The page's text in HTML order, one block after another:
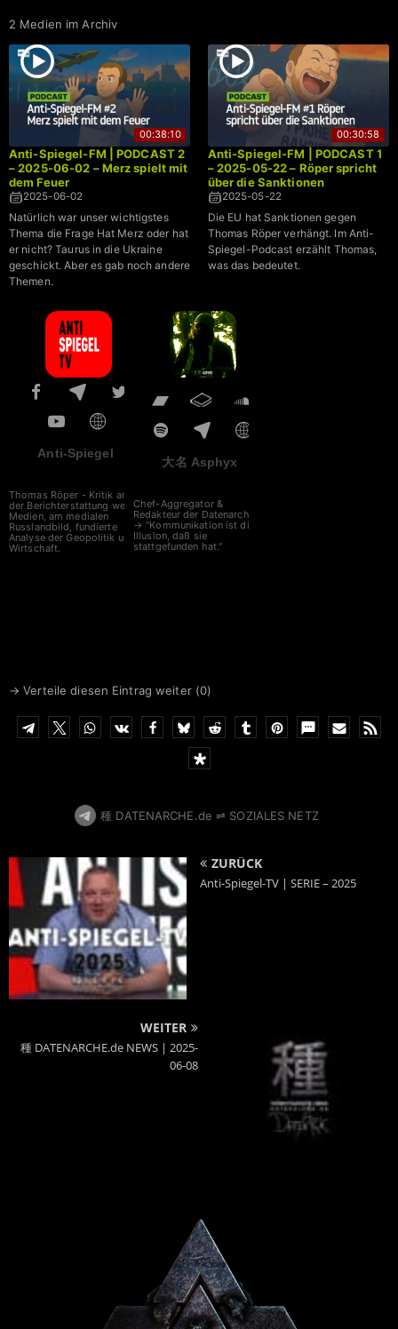
2 Medien im Archiv
00:38:10
Anti-Spiegel-FM | PODCAST 2
– 2025-06-02 – Merz spielt mit
dem Feuer
2025-06-02
Natürlich war unser wichtigstes
Thema die Frage Hat Merz oder hat
er nicht? Taurus in die Ukraine
geschickt. Aber es gab noch andere
Themen.
00:30:58
Anti-Spiegel-FM | PODCAST 1
– 2025-05-22 – Röper spricht
über die Sanktionen
2025-05-22
Die EU hat Sanktionen gegen
Thomas Röper verhängt. Im Anti-
Spiegel-Podcast erzählt Thomas,
was das bedeutet.
Anti-Spiegel
Thomas Röper - Kritik an
der Berichterstattung westl.
Medien, am medialen
Russlandbild, fundierte
Analyse der Geopolitik und
Wirtschaft.
大名 Asphyx
Chef-Aggregator &
Redakteur der Datenarche
→ "Kommunikation ist die
Illusion, daß sie
stattgefunden hat."
→ Verteile diesen Eintrag weiter (0)
種 DATENARCHE.de ⇌ SOZIALES NETZ
ZURÜCK
Anti-Spiegel-TV | SERIE – 2025
WEITER
種 DATENARCHE.de NEWS | 2025-
06-08
Powered By :